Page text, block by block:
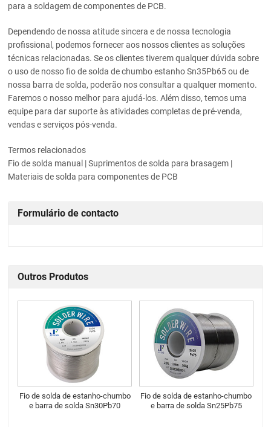
para a soldagem de componentes de PCB.
Dependendo de nossa atitude sincera e de nossa tecnologia
profissional, podemos fornecer aos nossos clientes as soluções
técnicas relacionadas. Se os clientes tiverem qualquer dúvida sobre
o uso de nosso fio de solda de chumbo estanho Sn35Pb65 ou de
nossa barra de solda, poderão nos consultar a qualquer momento.
Faremos o nosso melhor para ajudá-los. Além disso, temos uma
equipe para dar suporte às atividades completas de pré-venda,
vendas e serviços pós-venda.
Termos relacionados
Fio de solda manual | Suprimentos de solda para brasagem |
Materiais de solda para componentes de PCB
Formulário de contacto
Outros Produtos
Fio de solda de estanho-chumbo
e barra de solda Sn30Pb70
Fio de solda de estanho-chumbo
e barra de solda Sn25Pb75